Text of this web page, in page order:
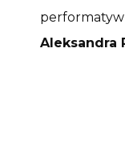
Aleksandra